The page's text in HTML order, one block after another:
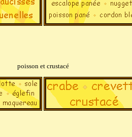
poisson et crustacé